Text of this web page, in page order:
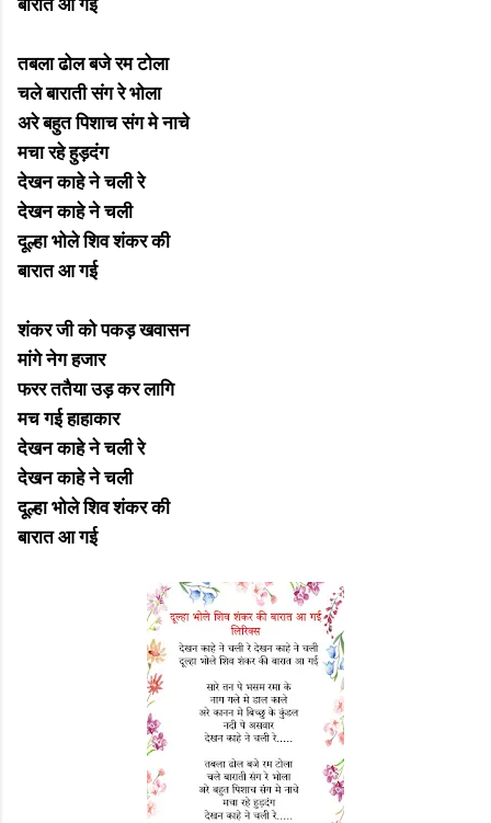
बारात आ गई
तबला ढोल बजे रम टोला
चले बाराती संग रे भोला
अरे बहुत पिशाच संग मे नाचे
मचा रहे हुड़दंग
देखन काहे ने चली रे
देखन काहे ने चली
दूल्हा भोले शिव शंकर की
बारात आ गई
शंकर जी को पकड़ खवासन
मांगे नेग हजार
फरर ततैया उड़ कर लागि
मच गई हाहाकार
देखन काहे ने चली रे
देखन काहे ने चली
दूल्हा भोले शिव शंकर की
बारात आ गई